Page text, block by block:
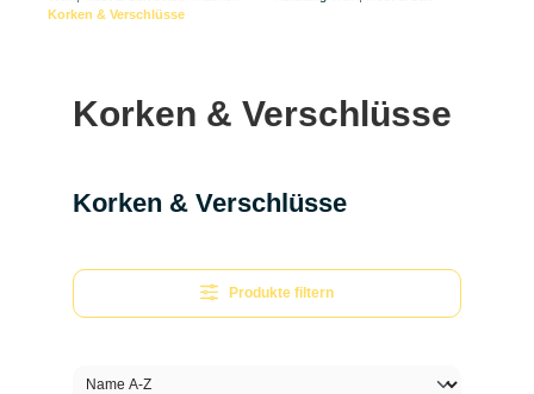
Korken & Verschlüsse
Korken & Verschlüsse
Korken & Verschlüsse
Produkte filtern